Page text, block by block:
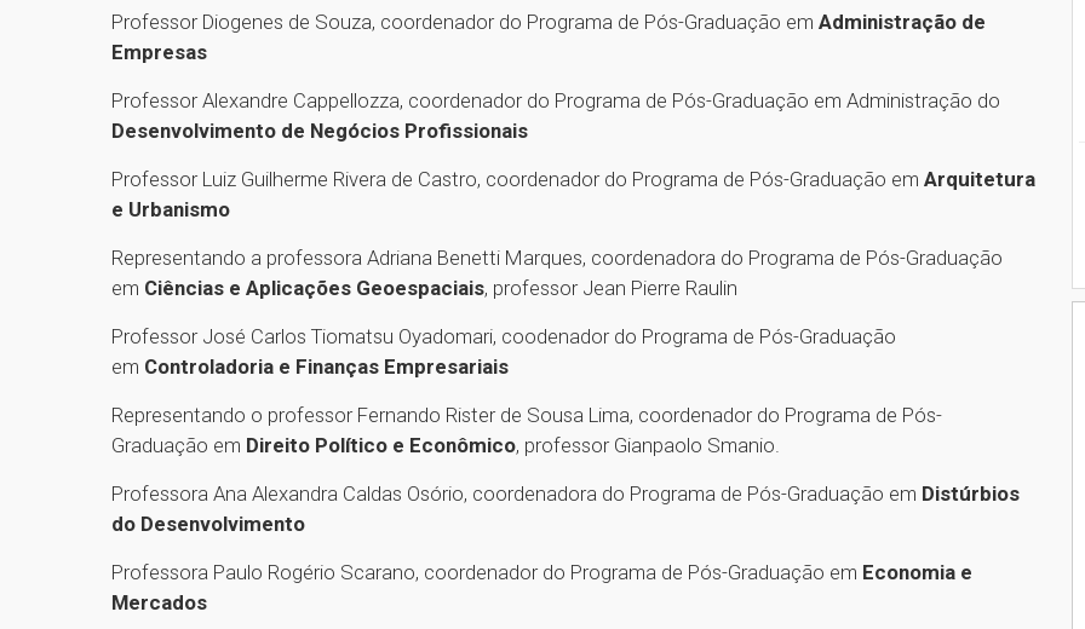
Professor Diogenes de Souza, coordenador do Programa de Pós-Graduação em Administração de
Empresas
Professor Alexandre Cappellozza, coordenador do Programa de Pós-Graduação em Administração do
Desenvolvimento de Negócios Profissionais
Professor Luiz Guilherme Rivera de Castro, coordenador do Programa de Pós-Graduação em Arquitetura
e Urbanismo
Representando a professora Adriana Benetti Marques, coordenadora do Programa de Pós-Graduação
em Ciências e Aplicações Geoespaciais, professor Jean Pierre Raulin
Professor José Carlos Tiomatsu Oyadomari, coodenador do Programa de Pós-Graduação
em Controladoria e Finanças Empresariais
Representando o professor Fernando Rister de Sousa Lima, coordenador do Programa de Pós-
Graduação em Direito Político e Econômico, professor Gianpaolo Smanio.
Professora Ana Alexandra Caldas Osório, coordenadora do Programa de Pós-Graduação em Distúrbios
do Desenvolvimento
Professora Paulo Rogério Scarano, coordenador do Programa de Pós-Graduação em Economia e
Mercados